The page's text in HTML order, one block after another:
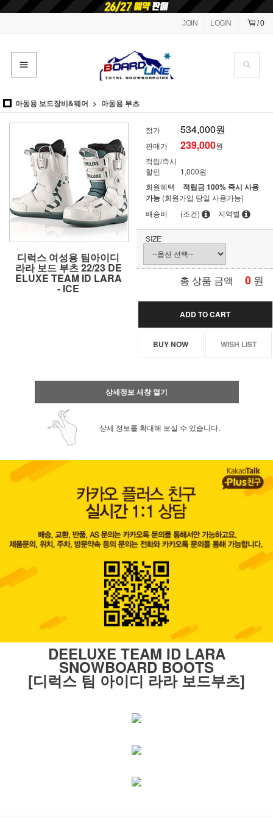
/0
LOGIN
JOIN
아동용 보드장비&웨어 아동용 부츠
디럭스 여성용 팀아이디
라라 보드 부츠 22/23 DE
ELUXE TEAM ID LARA
- ICE
정가 534,000원
판매가 239,000원
적립/즉시
할인
1,000원
회원혜택
적립금 100% 즉시 사용
가능 (회원가입 당일 사용가능)
배송비
(조건) 지역별
SIZE
총 상품 금액 0 원
ADD TO CART
BUY NOW WISH LIST
상세정보 새창 열기
상세 정보를 확대해 보실 수 있습니다.
DEELUXE TEAM ID LARA
SNOWBOARD BOOTS
[디럭스 팀 아이디 라라 보드부츠]